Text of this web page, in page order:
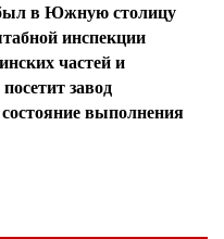
в Южную столицу
инспекции
частей и
завод
выполнения